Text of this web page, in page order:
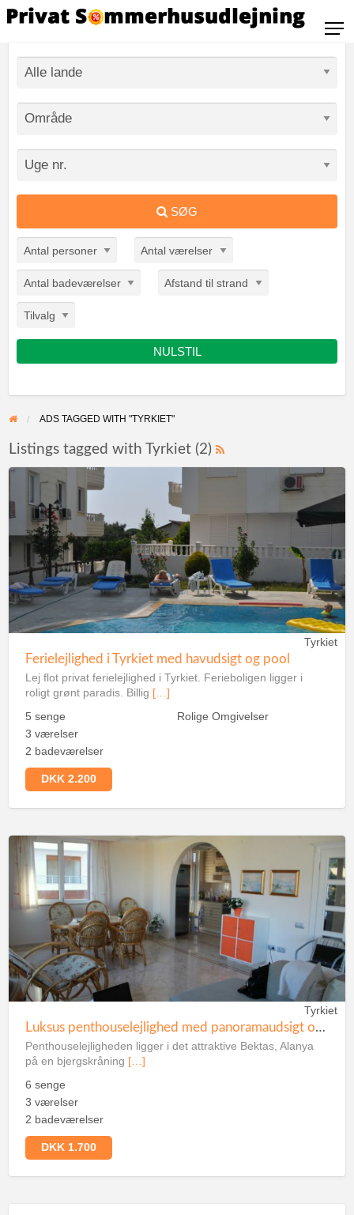
SØG
Antal personer Antal værelser
Antal badeværelser Afstand til strand
Tilvalg
NULSTIL
ADS TAGGED WITH "TYRKIET"
Listings tagged with Tyrkiet (2)
Tyrkiet
Ferielejlighed i Tyrkiet med havudsigt og pool
Lej flot privat ferielejlighed i Tyrkiet. Ferieboligen ligger i
roligt grønt paradis. Billig […]
5 senge
3 værelser
2 badeværelser
Rolige Omgivelser
DKK 2.200
Tyrkiet
Luksus penthouselejlighed med panoramaudsigt over Middelhavet
Penthouselejligheden ligger i det attraktive Bektas, Alanya
på en bjergskråning […]
6 senge
3 værelser
2 badeværelser
DKK 1.700